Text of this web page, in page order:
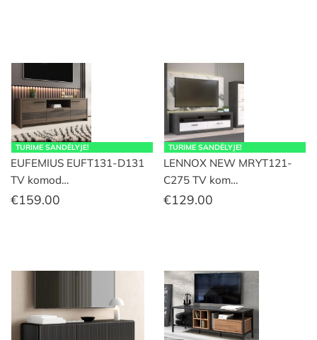
TURIME SANDĖLYJE!
EUFEMIUS EUFT131-D131
TV komod…
€159.00
TURIME SANDĖLYJE!
LENNOX NEW MRYT121-
C275 TV kom…
€129.00